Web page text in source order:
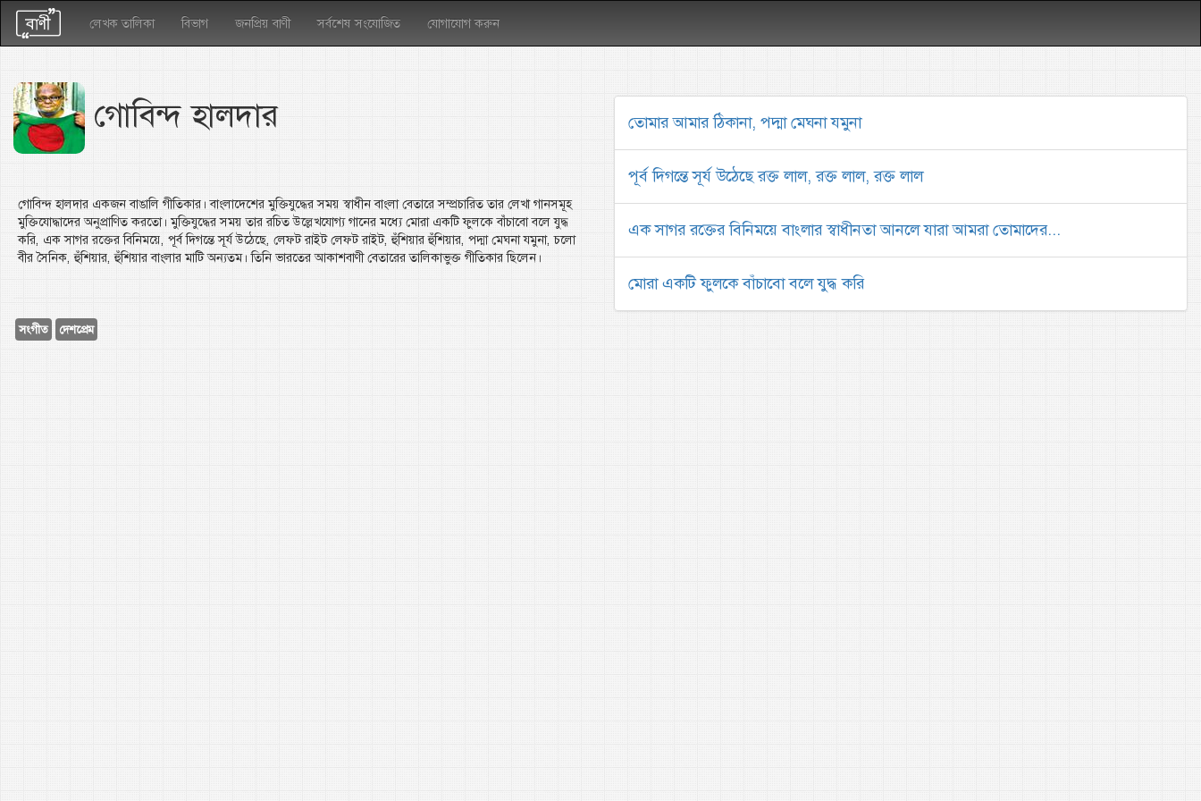
লেখক তালিকা বিভাগ জনপ্রিয় বাণী সর্বশেষ সংযোজিত যোগাযোগ করুন
গোবিন্দ হালদার
গোবিন্দ হালদার একজন বাঙালি গীতিকার। বাংলাদেশের মুক্তিযুদ্ধের সময় স্বাধীন বাংলা বেতারে সম্প্রচারিত তার লেখা গানসমূহ
মুক্তিযোদ্ধাদের অনুপ্রাণিত করতো। মুক্তিযুদ্ধের সময় তার রচিত উল্লেখযোগ্য গানের মধ্যে মোরা একটি ফুলকে বাঁচাবো বলে যুদ্ধ
করি, এক সাগর রক্তের বিনিময়ে, পূর্ব দিগন্তে সূর্য উঠেছে, লেফট রাইট লেফট রাইট, হুঁশিয়ার হুঁশিয়ার, পদ্মা মেঘনা যমুনা, চলো
বীর সৈনিক, হুঁশিয়ার, হুঁশিয়ার বাংলার মাটি অন্যতম। তিনি ভারতের আকাশবাণী বেতারের তালিকাভুক্ত গীতিকার ছিলেন।
সংগীত দেশপ্রেম
তোমার আমার ঠিকানা, পদ্মা মেঘনা যমুনা
পূর্ব দিগন্তে সূর্য উঠেছে রক্ত লাল, রক্ত লাল, রক্ত লাল
এক সাগর রক্তের বিনিময়ে বাংলার স্বাধীনতা আনলে যারা আমরা তোমাদের...
মোরা একটি ফুলকে বাঁচাবো বলে যুদ্ধ করি